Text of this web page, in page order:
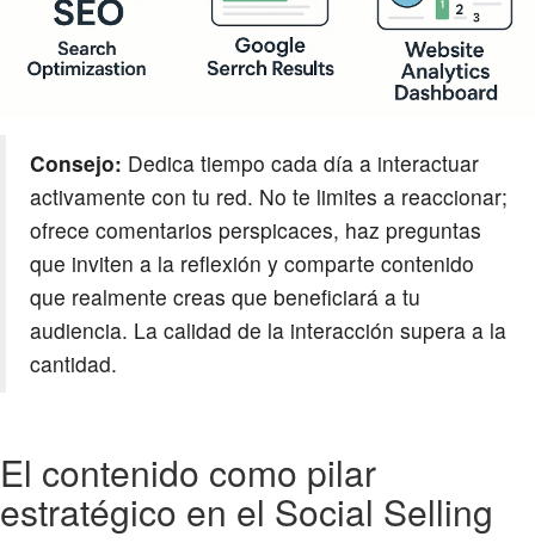
Consejo: Dedica tiempo cada día a interactuar
activamente con tu red. No te limites a reaccionar;
ofrece comentarios perspicaces, haz preguntas
que inviten a la reflexión y comparte contenido
que realmente creas que beneficiará a tu
audiencia. La calidad de la interacción supera a la
cantidad.
El contenido como pilar
estratégico en el Social Selling